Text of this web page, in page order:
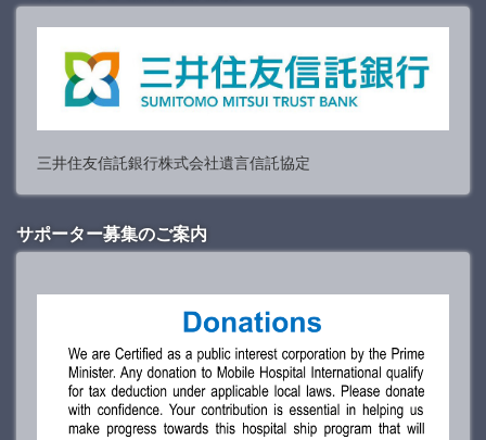
三井住友信託銀行株式会社遺言信託協定
サポーター募集のご案内